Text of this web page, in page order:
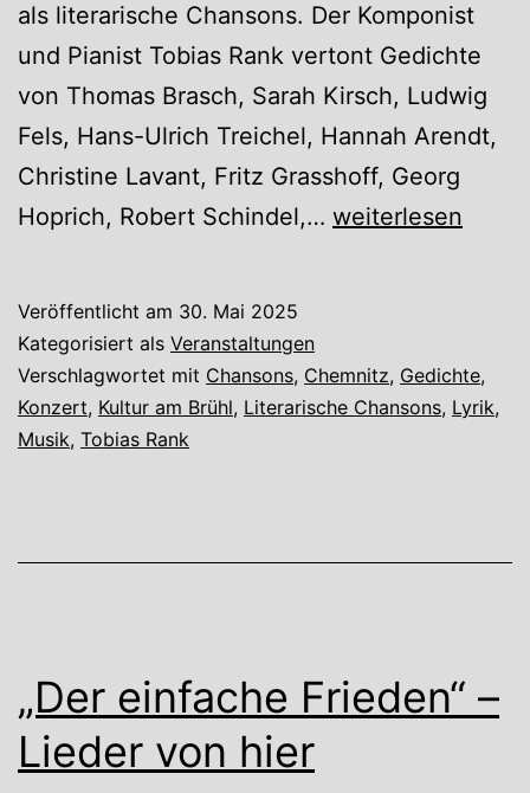
als literarische Chansons. Der Komponist
und Pianist Tobias Rank vertont Gedichte
von Thomas Brasch, Sarah Kirsch, Ludwig
Fels, Hans-Ulrich Treichel, Hannah Arendt,
Christine Lavant, Fritz Grasshoff, Georg
Hoprich, Robert Schindel,… Ein
sehr
glücklich
weiterlesen
Veröffentlicht am 30. Mai 2025
Kategorisiert als Veranstaltungen
Verschlagwortet mit Chansons, Chemnitz, Gedichte,
Konzert, Kultur am Brühl, Literarische Chansons, Lyrik,
Musik, Tobias Rank
„Der einfache Frieden“ –
Lieder von hier